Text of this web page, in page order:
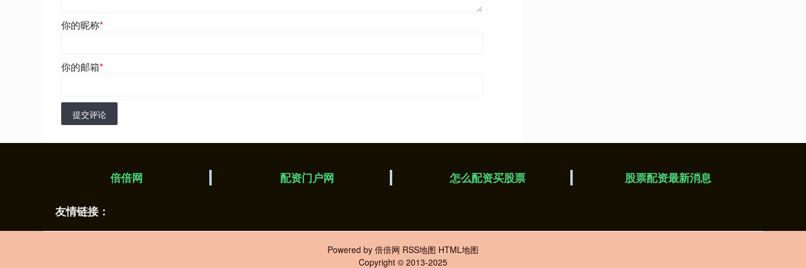
你的昵称*
你的邮箱*
提交评论
倍倍网 配资门户网 怎么配资买股票 股票配资最新消息
友情链接：
Powered by 倍倍网 RSS地图 HTML地图
Copyright © 2013-2025